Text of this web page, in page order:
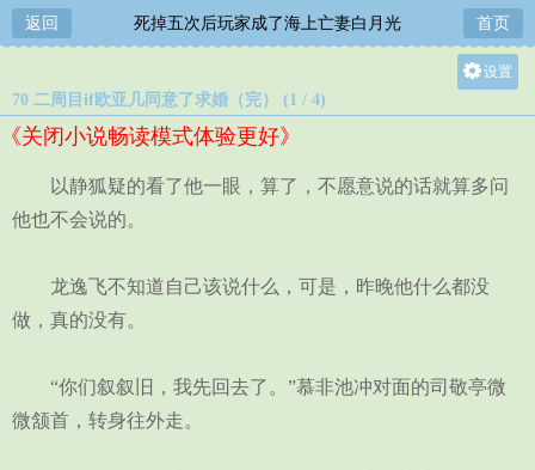
返回 死掉五次后玩家成了海上亡妻白月光 首页
设置
中
70 二周目if欧亚几同意了求婚（完） (1 / 4)
《关闭小说畅读模式体验更好》
以静狐疑的看了他一眼，算了，不愿意说的话就算多问
他也不会说的。
龙逸飞不知道自己该说什么，可是，昨晚他什么都没
做，真的没有。
“你们叙叙旧，我先回去了。”慕非池冲对面的司敬亭微
微颔首，转身往外走。